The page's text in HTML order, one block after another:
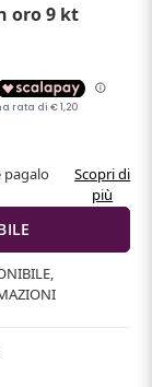
oro 9 kt
pagalo
Scopri di
più